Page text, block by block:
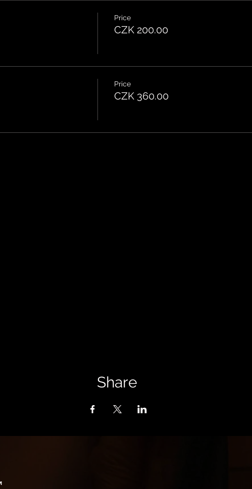
Price
CZK 200.00
Price
CZK 360.00
Share